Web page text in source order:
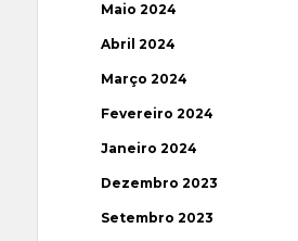
Maio 2024
Abril 2024
Março 2024
Fevereiro 2024
Janeiro 2024
Dezembro 2023
Setembro 2023